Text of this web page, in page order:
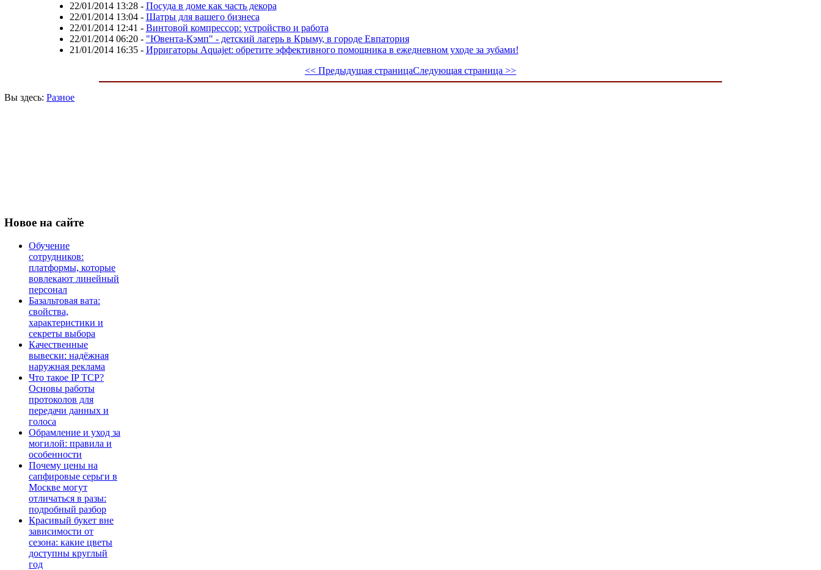
22/01/2014 13:28- Посуда в доме как часть декора
22/01/2014 13:04- Шатры для вашего бизнеса
22/01/2014 12:41 - Винтовой компрессор: устройство и работа
22/01/2014 06:20- "Ювента-Кэмп" - детский лагерь в Крыму, в городе Евпатория
21/01/2014 16:35- Ирригаторы Aquajet: обретите эффективного помощника в ежедневном уходе за зубами!
<< Предыдущая страницаСледующая страница >>
Вы здесь: Разное
Новое на сайте
Обучение
сотрудников:
платформы, которые
вовлекают линейный
персонал
Базальтовая вата:
свойства,
характеристики и
секреты выбора
Качественные
вывески: надёжная
наружная реклама
Что такое IP TCP?
Основы работы
протоколов для
передачи данных и
голоса
Обрамление и уход за
могилой: правила и
особенности
Почему цены на
сапфировые серьги в
Москве могут
отличаться в разы:
подробный разбор
Красивый букет вне
зависимости от
сезона: какие цветы
доступны круглый
год